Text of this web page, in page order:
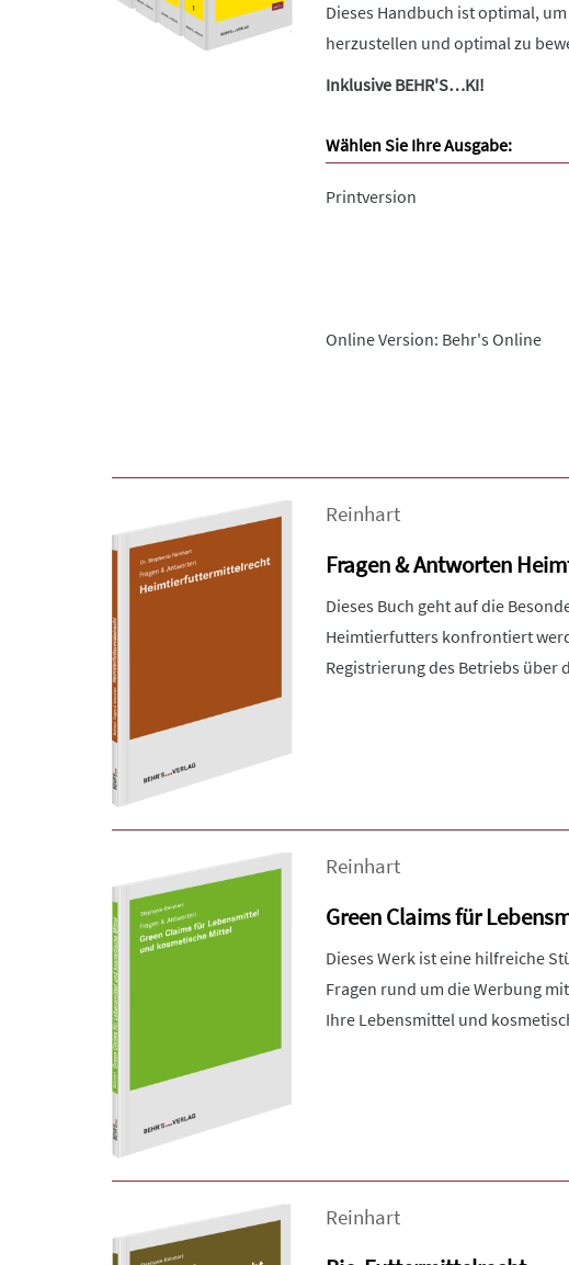
Dieses Handbuch ist optimal,
herzustellen und optimal zu
Inklusive BEHR'S…KI!
Wählen Sie Ihre Ausgabe:
Printversion
Online Version: Behr's Online
Reinhart
Fragen & Antworten
Dieses Buch geht auf die
Heimtierfutters konfrontiert
Registrierung des Betriebs über
Reinhart
Green Claims für
Dieses Werk ist eine hilfreiche
Fragen rund um die Werbung
Ihre Lebensmittel und
Reinhart